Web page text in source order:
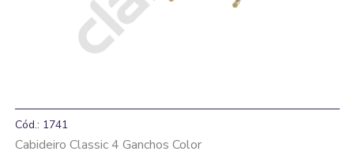
Cód.: 1741
Cabideiro Classic 4 Ganchos Color